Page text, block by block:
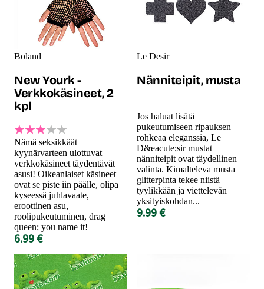
Boland
New Yourk -
Verkkokäsineet, 2
kpl
Nämä seksikkäät
kyynärvarteen ulottuvat
verkkokäsineet täydentävät
asusi! Oikeanlaiset käsineet
ovat se piste iin päälle, olipa
kyseessä juhlavaate,
eroottinen asu,
roolipukeutuminen, drag
queen; you name it!
6.99 €
Le Desir
Nänniteipit, musta
Jos haluat lisätä
pukeutumiseen ripauksen
rohkeaa eleganssia, Le
D&eacute;sir mustat
nänniteipit ovat täydellinen
valinta. Kimalteleva musta
glitterpinta tekee niistä
tyylikkään ja viettelevän
yksityiskohdan...
9.99 €